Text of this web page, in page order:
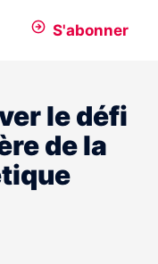
S'abonner
le défi
de la